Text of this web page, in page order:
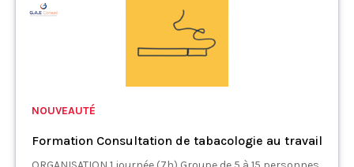
NOUVEAUTÉ
Formation Consultation de tabacologie au travail